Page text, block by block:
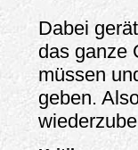
Dabei
das ganze
müssen
geben.